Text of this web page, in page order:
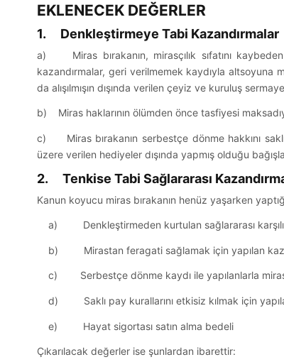
EKLENECEK DEĞERLER
1. Denkleştirmeye Tabi Kazandırmalar
a) Miras bırakanın, mirasçılık sıfatını
kazandırmalar, geri verilmemek kaydıyla altsoyuna
da alışılmışın dışında verilen çeyiz ve kuruluş
b) Miras haklarının ölümden önce tasfiyesi
c) Miras bırakanın serbestçe dönme hakkını
üzere verilen hediyeler dışında yapmış olduğu
2. Tenkise Tabi Sağlararası
Kanun koyucu miras bırakanın henüz yaşarken
a) Denkleştirmeden kurtulan sağlararası
b) Mirastan feragati sağlamak için yapılan
c) Serbestçe dönme kaydı ile yapılanlarla
d) Saklı pay kurallarını etkisiz kılmak için
e) Hayat sigortası satın alma bedeli
Çıkarılacak değerler ise şunlardan ibarettir: